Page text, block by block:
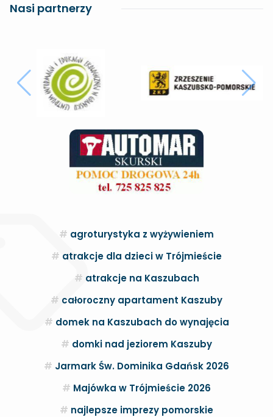
Nasi partnerzy
agroturystyka z wyżywieniem
atrakcje dla dzieci w Trójmieście
atrakcje na Kaszubach
całoroczny apartament Kaszuby
domek na Kaszubach do wynajęcia
domki nad jeziorem Kaszuby
Jarmark Św. Dominika Gdańsk 2026
Majówka w Trójmieście 2026
najlepsze imprezy pomorskie